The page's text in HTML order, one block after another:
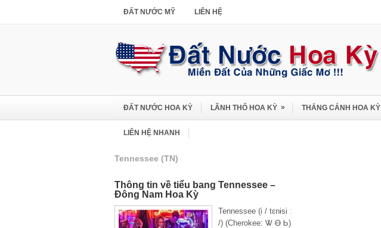
ĐẤT NƯỚC MỸ LIÊN HỆ
ĐẤT NƯỚC HOA KỲ LÃNH THỔ HOA KỲ » THẮNG CẢNH HOA KỲ
LIÊN HỆ NHANH
Tennessee (TN)
Thông tin về tiểu bang Tennessee –
Đông Nam Hoa Kỳ
Tennessee (i / tɛnɨsi ː
/) (Cherokee: Ꮤ Ꮎ Ꮟ)